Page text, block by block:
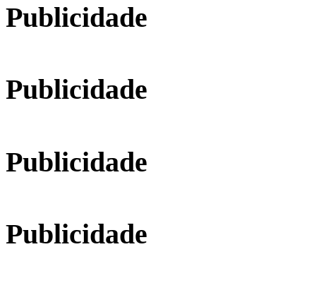
Publicidade
Publicidade
Publicidade
Publicidade